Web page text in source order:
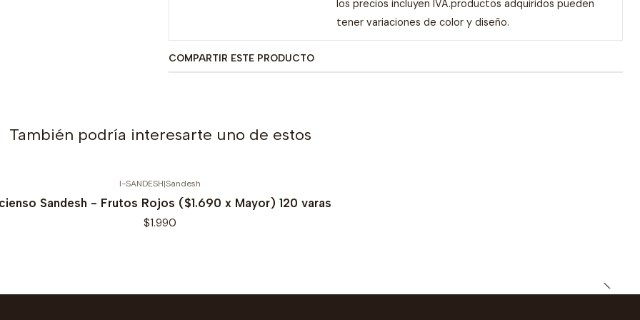
los precios incluyen IVA.productos adquiridos pueden
tener variaciones de color y diseño.
COMPARTIR ESTE PRODUCTO
También podría interesarte uno de estos
I-SANDESH|Sandesh
Sandesh - Frutos Rojos ($1.690 x Mayor) 120 varas
$1.990